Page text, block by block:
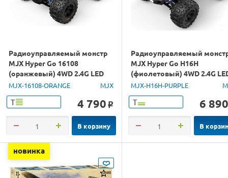
Радиоуправляемый монстр
MJX Hyper Go 16108
(оранжевый) 4WD 2.4G LED
1/16 RTR
MJX-16108-ORANGE MJX
Т 4 790 o
В корзину
Радиоуправляемый
MJX Hyper Go H16H
(фиолетовый) 4WD 2.4G
GPS 1/16 RTR
MJX-H16H-PURPLE
Т 6 890
В
новинка